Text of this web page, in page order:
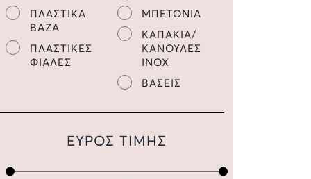
ΠΛΑΣΤΙΚΑ
ΒΑΖΑ
ΠΛΑΣΤΙΚΕΣ
ΦΙΑΛΕΣ
ΜΠΕΤΟΝΙΑ
ΚΑΠΑΚΙΑ/
ΚΑΝΟΥΛΕΣ
INOX
ΒΑΣΕΙΣ
ΕΥΡΟΣ ΤΙΜΗΣ